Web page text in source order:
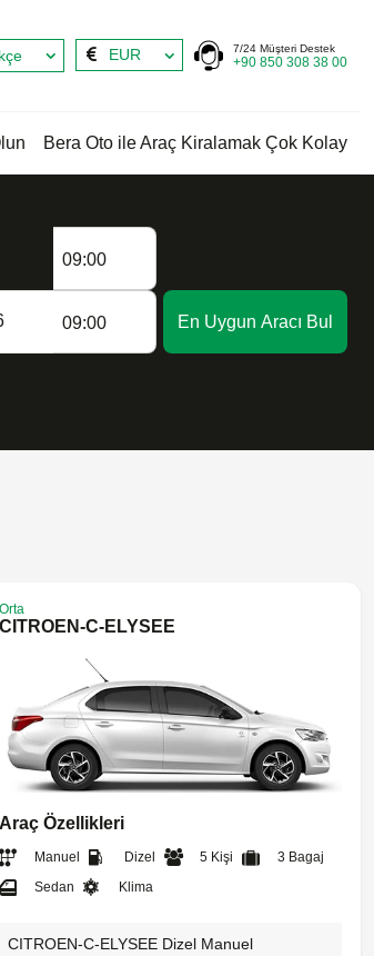
EUR 7/24 Müşteri Destek
+90 850 308 38 00
Bera Oto ile Araç Kiralamak Çok Kolay
09:00
09:00 En Uygun Aracı Bul
Orta
CITROEN-C-ELYSEE
Araç Özellikleri
Manuel Dizel 5 Kişi
3 Bagaj
Sedan
Klima
CITROEN-C-ELYSEE Dizel Manuel